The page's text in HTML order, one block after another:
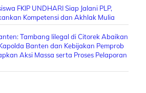
FKIP UNDHARI Siap Jalani PLP,
Kompetensi dan Akhlak Mulia
Tambang Iilegal di Citorek Abaikan
Banten dan Kebijakan Pemprob
Aksi Massa serta Proses Pelaporan